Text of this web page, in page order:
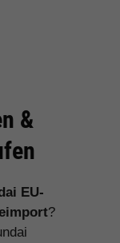
&
EU-
?